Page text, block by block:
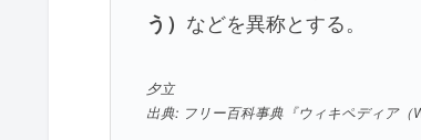
う） などを異称とする。
夕立
出典: フリー百科事典『ウィキペディア（